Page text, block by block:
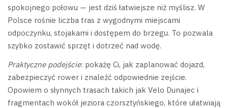
spokojnego połowu — jest dziś łatwiejsze niż myślisz. W
Polsce rośnie liczba tras z wygodnymi miejscami
odpoczynku, stojakami i dostępem do brzegu. To pozwala
szybko zostawić sprzęt i dotrzeć nad wodę.
Praktyczne podejście: pokażę Ci, jak zaplanować dojazd,
zabezpieczyć rower i znaleźć odpowiednie zejście.
Opowiem o słynnych trasach takich jak Velo Dunajec i
fragmentach wokół jeziora czorsztyńskiego, które ułatwiają